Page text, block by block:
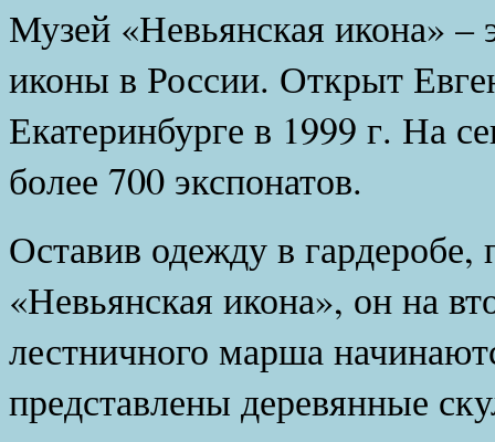
Музей «Невьянская икона» –
иконы в России. Открыт
Екатеринбурге в 1999 г. На
более 700 экспонатов.
Оставив одежду в
«Невьянская икона», он на
лестничного марша
представлены деревянные